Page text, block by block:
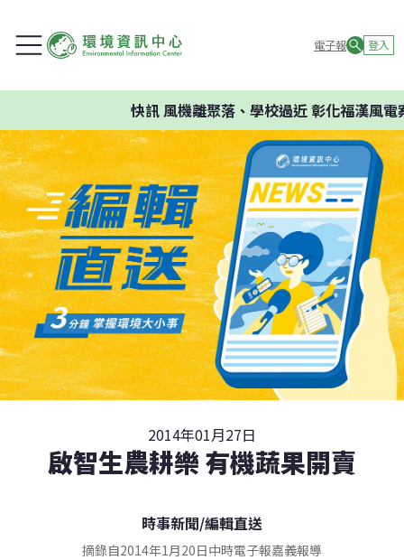
電子報 登入
快訊風機離聚落、學校過近 彰化福漢風電
2014年01月27日
啟智生農耕樂 有機蔬果開賣
時事新聞/編輯直送
摘錄自2014年1月20日中時電子報嘉義報導